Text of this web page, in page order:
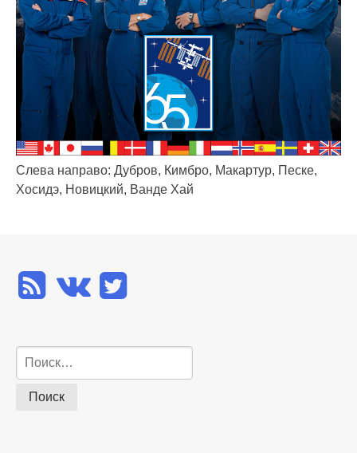
Слева направо: Дубров, Кимбро, Макартур, Песке,
Хосидэ, Новицкий, Ванде Хай
Найти: